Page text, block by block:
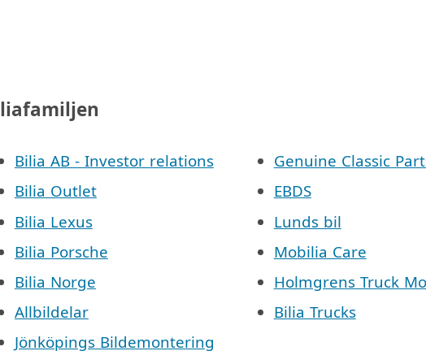
Bilia AB - Investor relations
Bilia Outlet
Bilia Lexus
Bilia Porsche
Bilia Norge
Allbildelar
Jönköpings Bildemontering
Genuine Classic
EBDS
Lunds bil
Mobilia Care
Holmgrens Truck
Bilia Trucks